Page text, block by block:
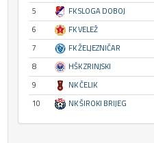
5
FK SLOGA DOBOJ
6
FK VELEŽ
7
FK ŽELJEZNIČAR
8
HŠK ZRINJSKI
9
NK ČELIK
10
NK ŠIROKI BRIJEG